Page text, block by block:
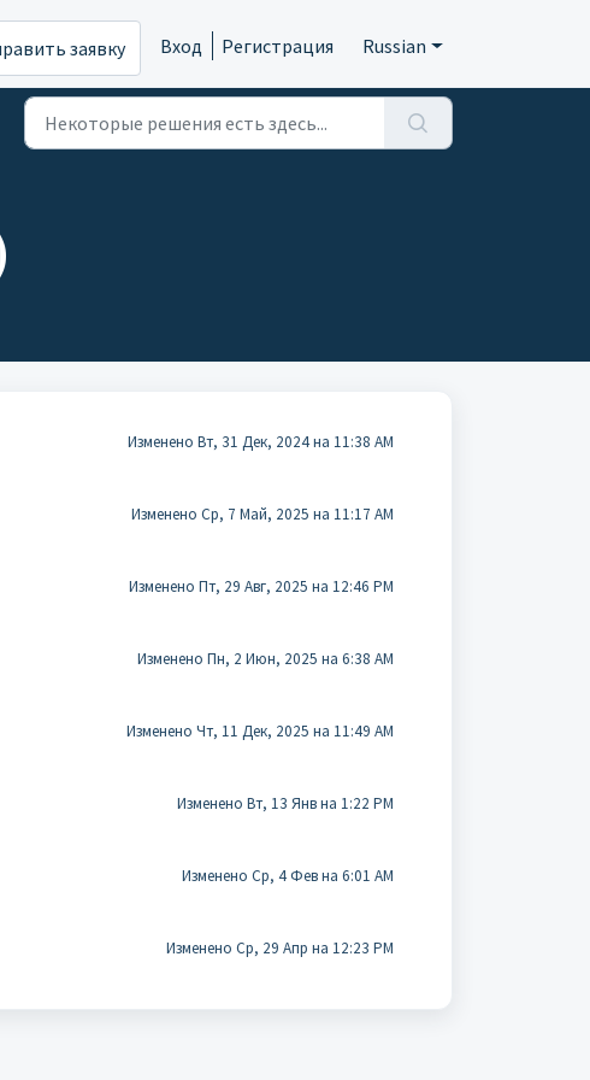
заявку Вход Регистрация Russian
Изменено Вт, 31 Дек, 2024 на 11:38 AM
Изменено Ср, 7 Май, 2025 на 11:17 AM
Изменено Пт, 29 Авг, 2025 на 12:46 PM
Изменено Пн, 2 Июн, 2025 на 6:38 AM
Изменено Чт, 11 Дек, 2025 на 11:49 AM
Изменено Вт, 13 Янв на 1:22 PM
Изменено Ср, 4 Фев на 6:01 AM
Изменено Ср, 29 Апр на 12:23 PM